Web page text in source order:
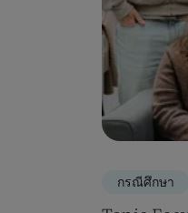
กรณีศึกษา